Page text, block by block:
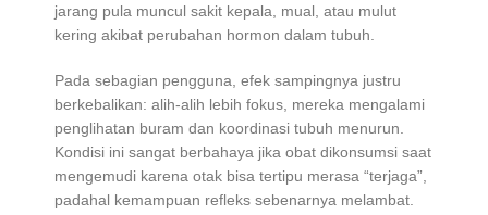
jarang pula muncul sakit kepala, mual, atau mulut
kering akibat perubahan hormon dalam tubuh.
Pada sebagian pengguna, efek sampingnya justru
berkebalikan: alih-alih lebih fokus, mereka mengalami
penglihatan buram dan koordinasi tubuh menurun.
Kondisi ini sangat berbahaya jika obat dikonsumsi saat
mengemudi karena otak bisa tertipu merasa “terjaga”,
padahal kemampuan refleks sebenarnya melambat.